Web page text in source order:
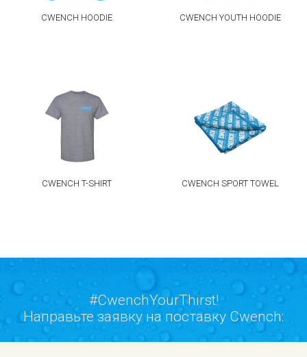
CWENCH HOODIE CWENCH YOUTH HOODIE
CWENCH T-SHIRT CWENCH SPORT TOWEL
#CwenchYourThirst!
Направьте заявку на поставку Cwench: